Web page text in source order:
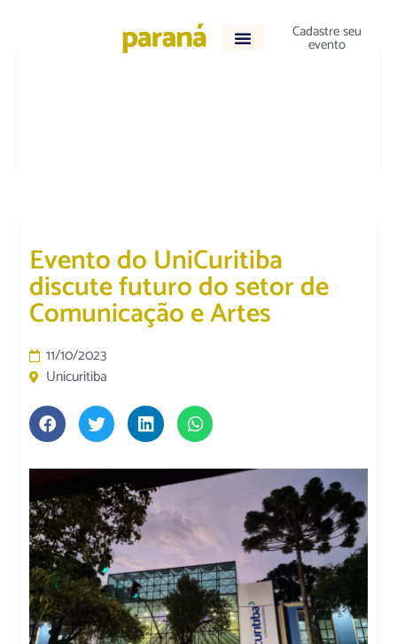
Cadastre seu
evento
Evento do UniCuritiba
discute futuro do setor de
Comunicação e Artes
11/10/2023
Unicuritiba